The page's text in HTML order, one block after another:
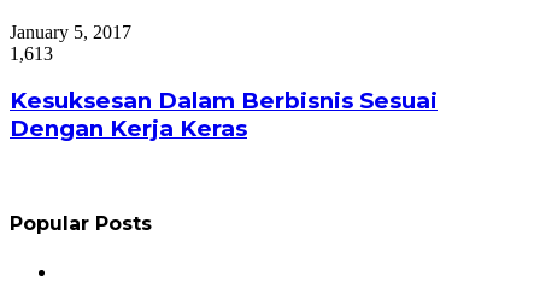
January 5, 2017
1,613
Kesuksesan Dalam Berbisnis Sesuai
Dengan Kerja Keras
Popular Posts